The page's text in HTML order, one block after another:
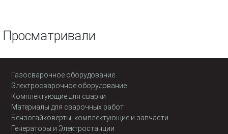
Просматривали
Газосварочное оборудование
Электросварочное оборудование
Комплектующие для сварки
Материалы для сварочных работ
Бензогайковерты, комплектующие и запчасти
Генераторы и Электростанции